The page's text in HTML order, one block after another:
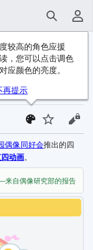
搜索 用
监视 查
偶像同好会推出的四
动画。
自偶像研究部的报告
较高的角色应援
，您可以点击调色
应颜色的亮度。
再提示